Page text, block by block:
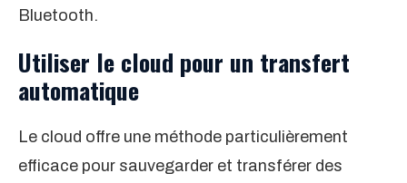
Bluetooth.
Utiliser le cloud pour un transfert
automatique
Le cloud offre une méthode particulièrement
efficace pour sauvegarder et transférer des